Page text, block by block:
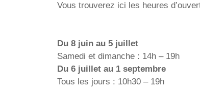
Vous trouverez ici les heures
Du 8 juin au 5 juillet
Samedi et dimanche : 14h – 19h
Du 6 juillet au 1 septembre
Tous les jours : 10h30 – 19h